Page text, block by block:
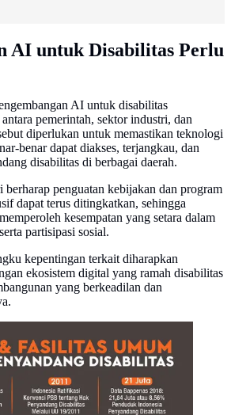
AI untuk Disabilitas Perlu
AI untuk disabilitas
pemerintah, sektor industri, dan
diperlukan untuk memastikan teknologi
benar dapat diakses, terjangkau, dan
disabilitas di berbagai daerah.
penguatan kebijakan dan program
dapat terus ditingkatkan, sehingga
kesempatan yang setara dalam
partisipasi sosial.
kepentingan terkait diharapkan
ekosistem digital yang ramah disabilitas
yang berkeadilan dan
(Liputan6.com/Triyasni)